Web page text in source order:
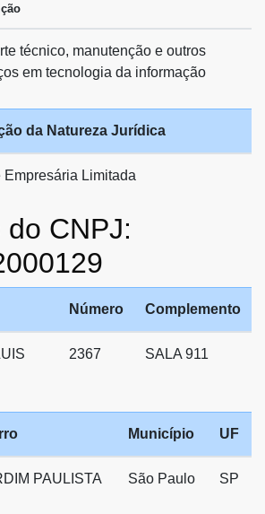
técnico, manutenção e outros
em tecnologia da informação
da Natureza Jurídica
Limitada
CNPJ:
Número Complemento
2367 SALA 911
Município UF
PAULISTA São Paulo SP